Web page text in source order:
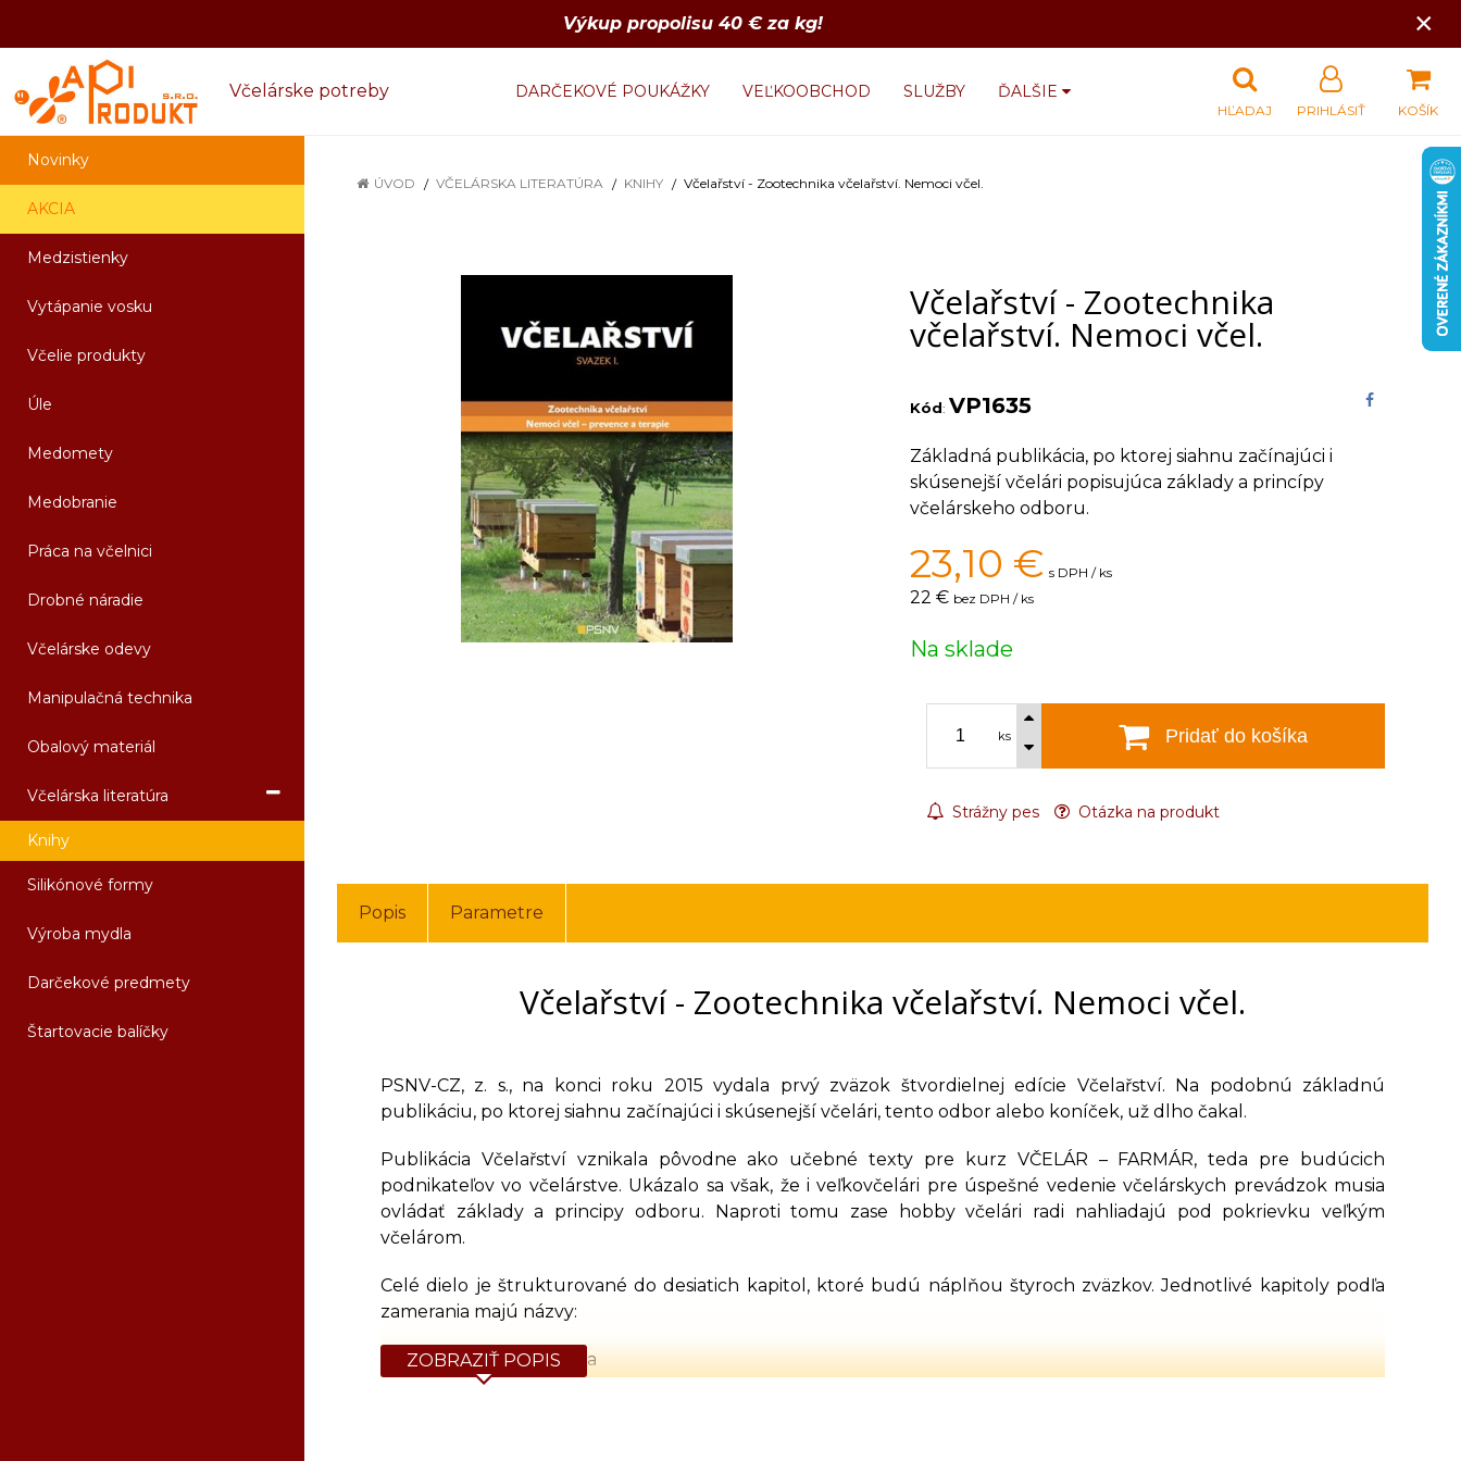
Výkup propolisu 40 € za kg! ×
Včelárske potreby DARČEKOVÉ POUKÁŽKY VEĽKOOBCHOD SLUŽBY ĎALŠIE
KOŠÍK
PRIHLÁSIŤ
HĽADAJ
Novinky
AKCIA
Medzistienky
Vytápanie vosku
Včelie produkty
Úle
Medomety
Medobranie
Práca na včelnici
Drobné náradie
Včelárske odevy
Manipulačná technika
Obalový materiál
Včelárska literatúra
Knihy
Silikónové formy
Výroba mydla
Darčekové predmety
Štartovacie balíčky
ÚVOD VČELÁRSKA LITERATÚRA KNIHY Včelařství - Zootechnika včelařství. Nemoci včel.
Včelařství - Zootechnika
včelařství. Nemoci včel.
Kód: VP1635
Základná publikácia, po ktorej siahnu začínajúci i
skúsenejší včelári popisujúca základy a princípy
včelárskeho odboru.
23,10 € s DPH / ks
22 € bez DPH / ks
Na sklade
ks Pridať do košíka
Strážny pes Otázka na produkt
Popis Parametre
Včelařství - Zootechnika včelařství. Nemoci včel.
PSNV-CZ, z. s., na konci roku 2015 vydala prvý zväzok štvordielnej edície Včelařství. Na podobnú základnú
publikáciu, po ktorej siahnu začínajúci i skúsenejší včelári, tento odbor alebo koníček, už dlho čakal.
Publikácia Včelařství vznikala pôvodne ako učebné texty pre kurz VČELÁR – FARMÁR, teda pre budúcich
podnikateľov vo včelárstve. Ukázalo sa však, že i veľkovčelári pre úspešné vedenie včelárskych prevádzok musia
ovládať základy a principy odboru. Naproti tomu zase hobby včelári radi nahliadajú pod pokrievku veľkým
včelárom.
Celé dielo je štrukturované do desiatich kapitol, ktoré budú náplňou štyroch zväzkov. Jednotlivé kapitoly podľa
zamerania majú názvy:
1. Zootechnika včelárstva
2. Choroby včiel – prevencia a terapia
ZOBRAZIŤ POPIS